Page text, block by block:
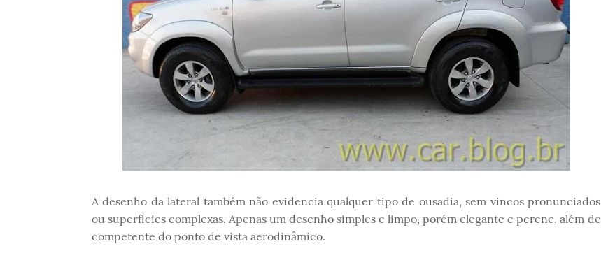
A desenho da lateral também não evidencia qualquer tipo de ousadia, sem vincos pronunciados
ou superfícies complexas. Apenas um desenho simples e limpo, porém elegante e perene, além de
competente do ponto de vista aerodinâmico.